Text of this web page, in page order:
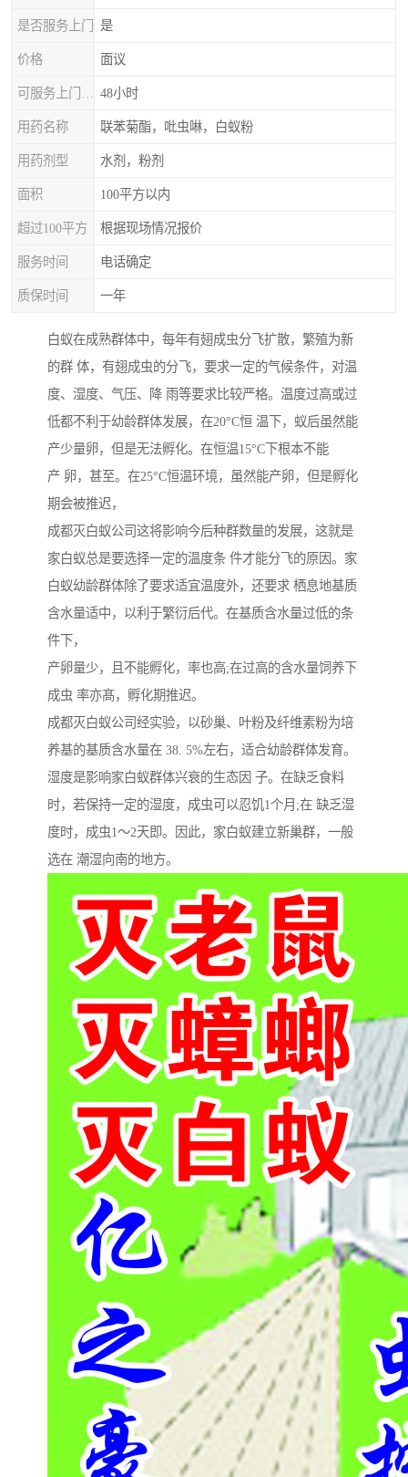
是否服务上门 是
价格 面议
48小时
用药名称 联苯菊酯，吡虫啉，白蚁粉
用药剂型 水剂，粉剂
面积 100平方以内
超过100平方 根据现场情况报价
服务时间 电话确定
质保时间 一年
白蚁在成熟群体中，每年有翅成虫分飞扩散，繁殖为新
的群 体，有翅成虫的分飞，要求一定的气候条件，对温
度、湿度、气压、降 雨等要求比较严格。温度过高或过
低都不利于幼龄群体发展，在20°C恒 温下，蚁后虽然能
产少量卵，但是无法孵化。在恒温15°C下根本不能
产 卵，甚至。在25°C恒温环境，虽然能产卵，但是孵化
期会被推迟，
成都灭白蚁公司这将影响今后种群数量的发展，这就是
家白蚁总是要选择一定的温度条 件才能分飞的原因。家
白蚁幼龄群体除了要求适宜温度外，还要求 栖息地基质
含水量适中，以利于繁衍后代。在基质含水量过低的条
件下，
产卵量少，且不能孵化，率也高;在过高的含水量饲养下
成虫 率亦髙，孵化期推迟。
成都灭白蚁公司经实验，以砂巢、叶粉及纤维素粉为培
养基的基质含水量在 38. 5%左右，适合幼龄群体发育。
湿度是影响家白蚁群体兴衰的生态因 子。在缺乏食料
时，若保持一定的湿度，成虫可以忍饥1个月;在 缺乏湿
度时，成虫1～2天即。因此，家白蚁建立新巢群，一般
选在 潮湿向南的地方。